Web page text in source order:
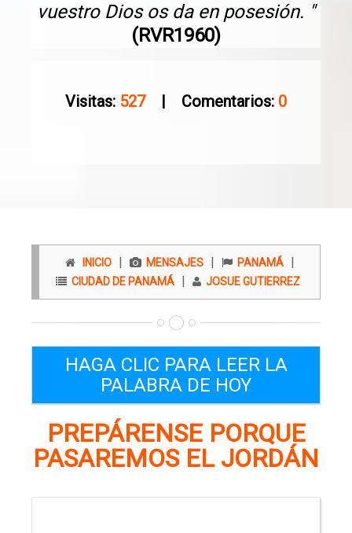
vuestro Dios os da en posesión. "
(RVR1960)
Visitas: 527 | Comentarios: 0
INICIO | MENSAJES | PANAMÁ |
CIUDAD DE PANAMÁ | JOSUE GUTIERREZ
HAGA CLIC PARA LEER LA
PALABRA DE HOY
PREPÁRENSE PORQUE
PASAREMOS EL JORDÁN